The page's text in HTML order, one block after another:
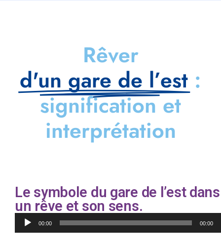
Rêver
d'un gare de l’est :
signification et
interprétation
Le symbole du gare de l’est dans
un rêve et son sens.
Lecteur
audio00:00 00:00